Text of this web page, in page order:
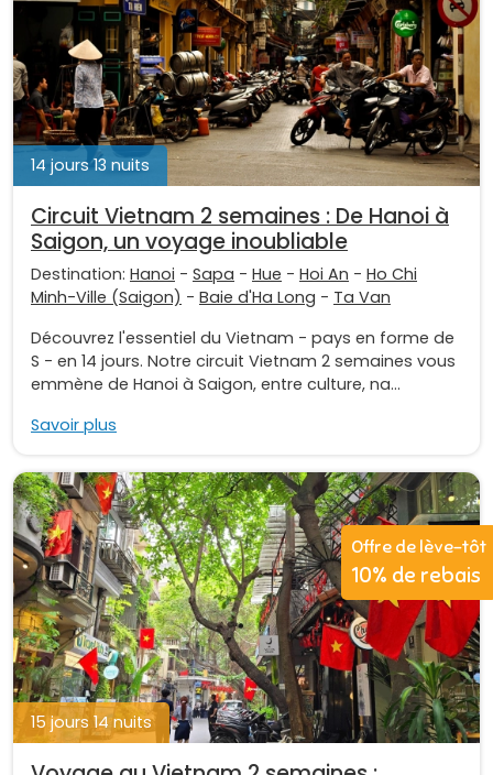
14 jours 13 nuits
Circuit Vietnam 2 semaines : De Hanoi à
Saigon, un voyage inoubliable
Destination: Hanoi - Sapa - Hue - Hoi An - Ho Chi
Minh-Ville (Saigon) - Baie d'Ha Long - Ta Van
Découvrez l'essentiel du Vietnam - pays en forme de
S - en 14 jours. Notre circuit Vietnam 2 semaines vous
emmène de Hanoi à Saigon, entre culture, na...
Savoir plus
15 jours 14 nuits
Offre de lève-tôt
10% de rebais